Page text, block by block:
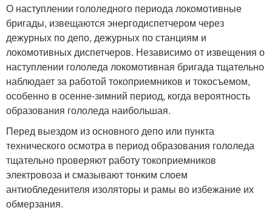
О наступлении гололедного периода локомотивные
бригады, извещаются энергодиспетчером через
дежурных по депо, дежур­ных по станциям и
локомотивных диспетчеров. Независимо от извещения о
наступлении гололеда локомотивная бригада тща­тельно
наблюдает за работой токоприемников и токосъемом,
особенно в осенне-зимний период, когда вероятность
образования гололеда наибольшая.
Перед выездом из основного депо или пункта
технического осмотра в период образования гололеда
тщательно проверяют работу токоприемников
электровоза и смазывают тонким слоем
антиобледенителя изоляторы и рамы во избежание их
обмерза­ния.